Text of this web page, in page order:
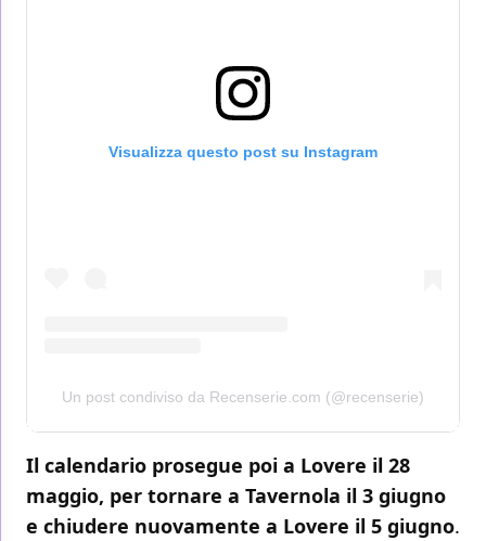
Visualizza questo post su Instagram
Un post condiviso da Recenserie.com (@recenserie)
Il calendario prosegue poi a Lovere il 28
maggio, per tornare a Tavernola il 3 giugno
e chiudere nuovamente a Lovere il 5 giugno.